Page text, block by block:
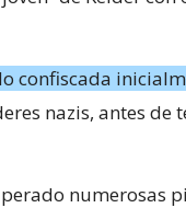
confiscada
nazis, antes de
numerosas